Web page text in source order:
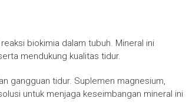
biokimia dalam tubuh. Mineral ini
mendukung kualitas tidur.
gangguan tidur. Suplemen magnesium,
untuk menjaga keseimbangan mineral ini